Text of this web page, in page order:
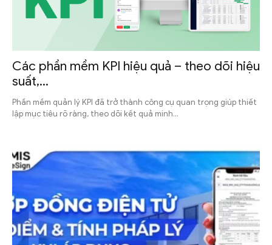
Các phần mềm KPI hiệu quả – theo dõi hiệu
suất,...
Phần mềm quản lý KPI đã trở thành công cụ quan trọng giúp thiết
lập mục tiêu rõ ràng, theo dõi kết quả minh...